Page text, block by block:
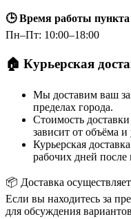
🕒 Время работы
Пн–Пт: 10:00–18:00
🏠 Курьерская
Мы доставим ваш
пределах города.
Стоимость
зависит от объёма и
Курьерская
рабочих дней после
📦 Доставка
Если вы находитесь за
для обсуждения